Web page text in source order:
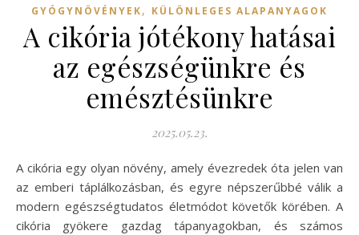
GYÓGYNÖVÉNYEK, KÜLÖNLEGES ALAPANYAGOK
A cikória jótékony hatásai
az egészségünkre és
emésztésünkre
2025.05.23.
A cikória egy olyan növény, amely évezredek óta jelen van
az emberi táplálkozásban, és egyre népszerűbbé válik a
modern egészségtudatos életmódot követők körében. A
cikória gyökere gazdag tápanyagokban, és számos